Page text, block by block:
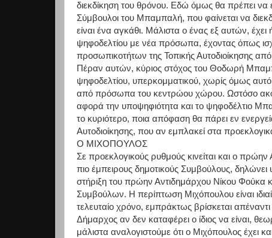
διεκδίκηση του θρόνου. Εδώ όμως θα πρέπει να
Σύμβουλοι του Μπαμπαλή, που φαίνεται να
είναι ένα αγκάθι. Μάλιστα ο ένας εξ αυτών,
ψηφοδελτίου με νέα πρόσωπα, έχοντας όπως
προσωπικοτήτων της Τοπικής Αυτοδιοίκησης από
Πέραν αυτών, κύριος στόχος του Θοδωρή
ψηφοδελτίου, υπερκομματικού, χωρίς όμως αυτό
από πρόσωπα του κεντρώου χώρου. Ωστόσο
αφορά την υποψηφιότητα και το ψηφοδέλτιο
το κυριότερο, ποια απόφαση θα πάρει εν
Αυτοδιοίκησης, που αν εμπλακεί στα
Ο ΜΙΧΟΠΟΥΛΟΣ
Σε προεκλογικούς ρυθμούς κινείται και ο
πιο έμπειρους δημοτικούς Συμβούλους,
στήριξη του πρώην Αντιδημάρχου Νίκου Φούκα
Συμβούλων. Η περίπτωση Μιχόπουλου είναι
τελευταίο χρόνο, εμπράκτως βρίσκεται
Δήμαρχος αν δεν καταφέρει ο ίδιος να είναι,
μάλιστα αναλογιστούμε ότι ο Μιχόπουλος έχει